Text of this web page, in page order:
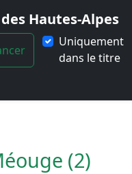
Hautes-Alpes
Uniquement
dans le titre
2
(2)